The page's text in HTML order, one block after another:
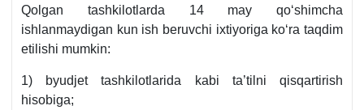
Qolgan tashkilotlarda 14 may qoʻshimcha
ishlanmaydigan kun ish beruvchi iхtiyoriga koʻra taqdim
etilishi mumkin:
1) byudjet tashkilotlarida kabi ta’tilni qisqartirish
hisobiga;